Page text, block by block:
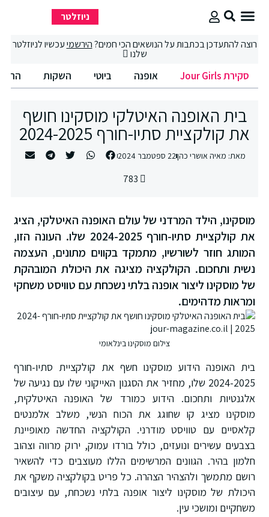
ניוזלטר
רוצה להתעדכן בכתבות על הנושאים הכי חמים?הירשמיעכשיו לניוזלטר
שלנו
סקירת Jour Girls אופנה ביוטי השקות החיים
בית האופנה האיטלקי מוסקינו חושף
את קולקציית סתיו-חורף 2024-2025
מאת:מאיה אושרי כהן 22 ספטמבר 2024
מוסקינו, הילד המרדני של עולם האופנה האיטלקי, הציג
את קולקציית סתיו-חורף 2024-2025 שלו. העונה הזו,
המותג חוזר לשורשיו, מתמקד בקווים מתונים, העצמה
נשית ותחכום. הקולקציה מציגה את היכולת המובהקת
של מוסקינו ליצור אופנה בלתי נשכחת עם טוויסט משחקי
ומראות מדהימים.
צילום מוסקינו בינלאומי
בית האופנה הידוע מוסקינו חשף את קולקציית סתיו-חורף
2024-2025 שלו, מחזיר את הסגנון האייקוני שלו עם נגיעה של
אלגנטיות ותחכום. הידוע כמורד של האופנה האיטלקית,
מוסקינו מציג קו שחוגג את הכוח הנשי, משלב אלמנטים
קלאסיים עם טוויסט מודרני. הקולקציה החדשה מאופיינת
בצבעים עשירים ונועזים, כולל בורדו עמוק, ירוק מרווה וצהוב
חלמון בהיר. הגוונים המרשימים הללו מעוצבים כדי להשאיר
רושם מתמשך ולהצהיר הצהרה. כל פריט בקולקציה משקף את
היכולת של מוסקינו ליצור אופנה בלתי נשכחת, עם עיצובים
משחקיים ומושכי עין.